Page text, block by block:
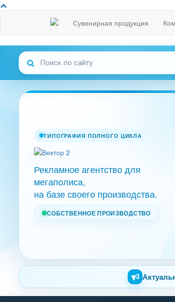
Сувенирная продукция
ТИПОГРАФИЯ ПОЛНОГО ЦИКЛА
Рекламное агентство для
мегаполиса,
на базе своего производства.
СОБСТВЕННОЕ ПРОИЗВОДСТВО